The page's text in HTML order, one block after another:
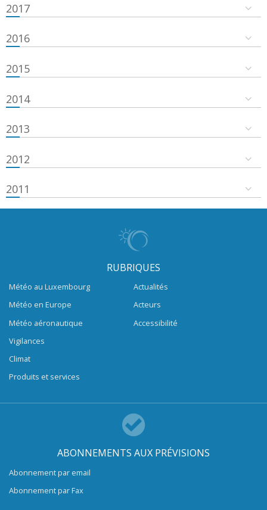
2017
2016
2015
2014
2013
2012
2011
RUBRIQUES
Météo au Luxembourg
Météo en Europe
Météo aéronautique
Vigilances
Climat
Produits et services
Actualités
Acteurs
Accessibilité
ABONNEMENTS AUX PRÉVISIONS
Abonnement par email
Abonnement par Fax